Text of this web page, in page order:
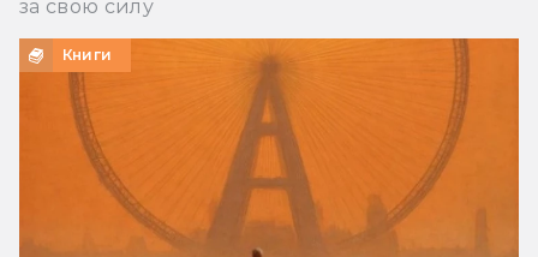
за свою силу
Книги